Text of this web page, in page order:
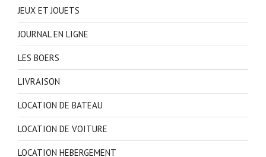
JEUX ET JOUETS
JOURNAL EN LIGNE
LES BOERS
LIVRAISON
LOCATION DE BATEAU
LOCATION DE VOITURE
LOCATION HEBERGEMENT